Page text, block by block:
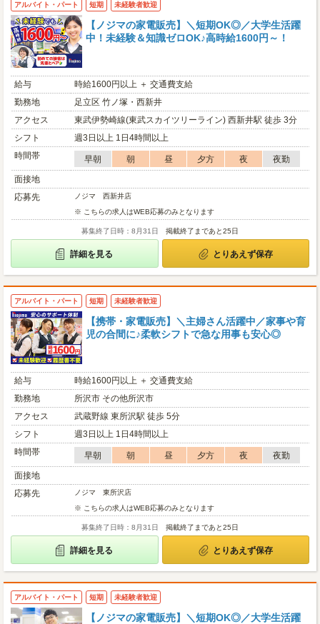
アルバイト・パート 短期 未経験者歓迎
【ノジマの家電販売】＼短期OK◎／大学生活躍
中！未経験＆知識ゼロOK♪高時給1600円～！
給与
時給1600円以上 ＋ 交通費支給
勤務地
足立区 竹ノ塚・西新井
アクセス
東武伊勢崎線(東武スカイツリーライン) 西新井駅 徒歩 3分
シフト
週3日以上 1日4時間以上
時間帯
早朝 朝 昼 夕方 夜
夜勤
面接地
応募先
ノジマ 西新井店
※ こちらの求人はWEB応募のみとなります
募集終了日時：8月31日 掲載終了まであと25日
詳細を見る とりあえず保存
アルバイト・パート 短期 未経験者歓迎
【携帯・家電販売】＼主婦さん活躍中／家事や育
児の合間に♪柔軟シフトで急な用事も安心◎
給与
時給1600円以上 ＋ 交通費支給
勤務地
所沢市 その他所沢市
アクセス
武蔵野線 東所沢駅 徒歩 5分
シフト
週3日以上 1日4時間以上
時間帯
早朝 朝 昼 夕方 夜
夜勤
面接地
応募先
ノジマ 東所沢店
※ こちらの求人はWEB応募のみとなります
募集終了日時：8月31日 掲載終了まであと25日
詳細を見る とりあえず保存
アルバイト・パート 短期 未経験者歓迎
【ノジマの家電販売】＼短期OK◎／大学生活躍